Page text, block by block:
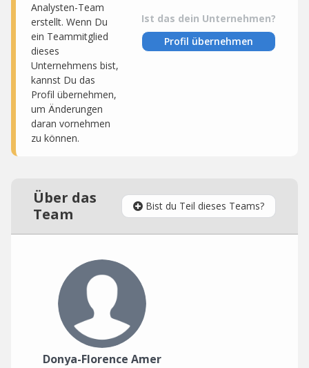
Analysten-Team
erstellt. Wenn Du
ein Teammitglied
dieses
Unternehmens bist,
kannst Du das
Profil übernehmen,
um Änderungen
daran vornehmen
zu können.
Ist das dein Unternehmen?
Profil übernehmen
Über das
Team
Bist du Teil dieses Teams?
Donya-Florence Amer